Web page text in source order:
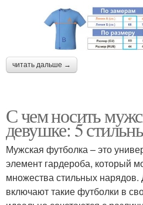
читать дальше →
С чем носить
девушке: 5
Мужская футболка – это
элемент гардероба, который
множества стильных
включают такие футболки в